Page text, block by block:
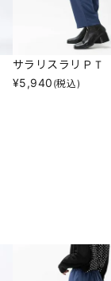
サラリスラリＰＴ
¥5,940 (税込)